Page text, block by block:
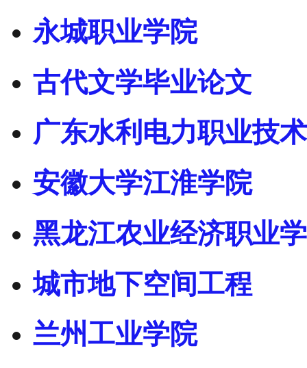
永城职业学院
古代文学毕业论文
广东水利电力职业技
安徽大学江淮学院
黑龙江农业经济职业
城市地下空间工程
兰州工业学院